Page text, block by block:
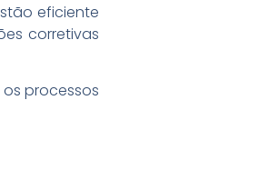
eficiente
corretivas
processos